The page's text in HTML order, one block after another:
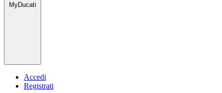
MyDucati
Accedi
Registrati